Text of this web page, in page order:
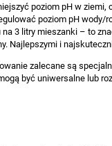
piętrowa,
9,98
poziom pH w
poziom pH wody/
na 3 litry mieszanki – to
Najlepszymi i
zalecane są
być uniwersalne lub